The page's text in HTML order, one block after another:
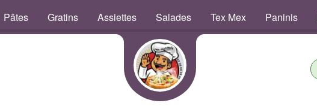
Pâtes Gratins Assiettes Salades Tex Mex Paninis